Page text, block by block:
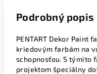
Podrobný popis
PENTART Dekor Paint
kriedovým farbám na
schopnosťou. S týmito
projektom špeciálny